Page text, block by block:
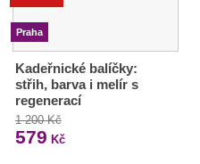
Praha
Kadeřnické balíčky:
střih, barva i melír s
regenerací
1 200 Kč
579 Kč